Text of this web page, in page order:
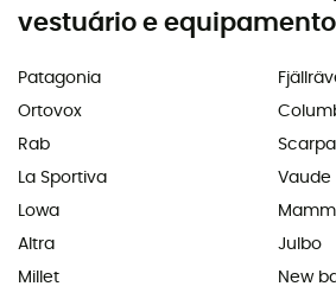
vestuário e equipamento
Patagonia
Ortovox
Rab
La Sportiva
Lowa
Altra
Millet
Scarpa
Vaude
Julbo
New